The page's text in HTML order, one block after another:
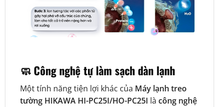
🧼 Công nghệ tự làm sạch dàn lạnh
Một tính năng tiện lợi khác của Máy lạnh treo
tường HIKAWA HI-PC25I/HO-PC25I là công nghệ